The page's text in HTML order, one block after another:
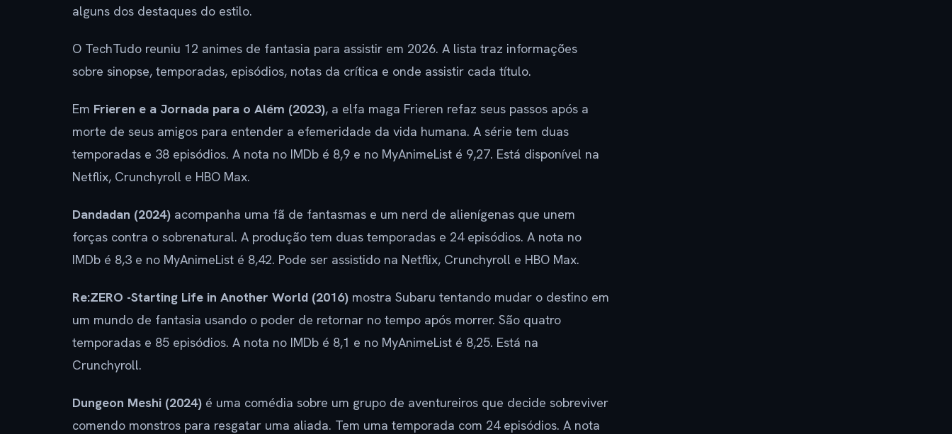
alguns dos destaques do estilo.
O TechTudo reuniu 12 animes de fantasia para assistir em 2026. A lista traz informações
sobre sinopse, temporadas, episódios, notas da crítica e onde assistir cada título.
Em Frieren e a Jornada para o Além (2023), a elfa maga Frieren refaz seus passos após a
morte de seus amigos para entender a efemeridade da vida humana. A série tem duas
temporadas e 38 episódios. A nota no IMDb é 8,9 e no MyAnimeList é 9,27. Está disponível na
Netflix, Crunchyroll e HBO Max.
Dandadan (2024) acompanha uma fã de fantasmas e um nerd de alienígenas que unem
forças contra o sobrenatural. A produção tem duas temporadas e 24 episódios. A nota no
IMDb é 8,3 e no MyAnimeList é 8,42. Pode ser assistido na Netflix, Crunchyroll e HBO Max.
Re:ZERO -Starting Life in Another World (2016) mostra Subaru tentando mudar o destino em
um mundo de fantasia usando o poder de retornar no tempo após morrer. São quatro
temporadas e 85 episódios. A nota no IMDb é 8,1 e no MyAnimeList é 8,25. Está na
Crunchyroll.
Dungeon Meshi (2024) é uma comédia sobre um grupo de aventureiros que decide sobreviver
comendo monstros para resgatar uma aliada. Tem uma temporada com 24 episódios. A nota